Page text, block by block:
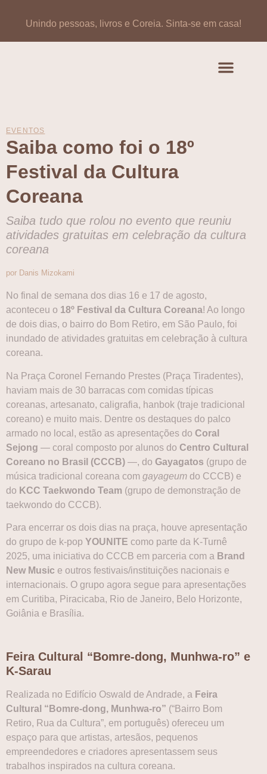
Unindo pessoas, livros e Coreia. Sinta-se em casa!
EVENTOS
Saiba como foi o 18º
Festival da Cultura
Coreana
Saiba tudo que rolou no evento que reuniu
atividades gratuitas em celebração da cultura
coreana
por Danis Mizokami
No final de semana dos dias 16 e 17 de agosto,
aconteceu o 18º Festival da Cultura Coreana! Ao longo
de dois dias, o bairro do Bom Retiro, em São Paulo, foi
inundado de atividades gratuitas em celebração à cultura
coreana.
Na Praça Coronel Fernando Prestes (Praça Tiradentes),
haviam mais de 30 barracas com comidas típicas
coreanas, artesanato, caligrafia, hanbok (traje tradicional
coreano) e muito mais. Dentre os destaques do palco
armado no local, estão as apresentações do Coral
Sejong — coral composto por alunos do Centro Cultural
Coreano no Brasil (CCCB) —, do Gayagatos (grupo de
música tradicional coreana com gayageum do CCCB) e
do KCC Taekwondo Team (grupo de demonstração de
taekwondo do CCCB).
Para encerrar os dois dias na praça, houve apresentação
do grupo de k-pop YOUNITE como parte da K-Turnê
2025, uma iniciativa do CCCB em parceria com a Brand
New Music e outros festivais/instituições nacionais e
internacionais. O grupo agora segue para apresentações
em Curitiba, Piracicaba, Rio de Janeiro, Belo Horizonte,
Goiânia e Brasília.
Feira Cultural “Bomre-dong, Munhwa-ro” e
K-Sarau
Realizada no Edifício Oswald de Andrade, a Feira
Cultural “Bomre-dong, Munhwa-ro” (“Bairro Bom
Retiro, Rua da Cultura”, em português) ofereceu um
espaço para que artistas, artesãos, pequenos
empreendedores e criadores apresentassem seus
trabalhos inspirados na cultura coreana.